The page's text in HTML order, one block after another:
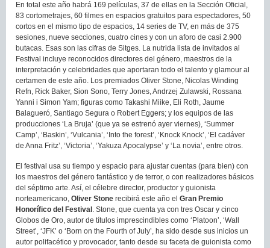
En total este año habrá 169 películas, 37 de ellas en la Sección Oficial,
83 cortometrajes, 60 filmes en espacios gratuitos para espectadores, 50
cortos en el mismo tipo de espacios, 14 series de TV, en más de 375
sesiones, nueve secciones, cuatro cines y con un aforo de casi 2.900
butacas. Esas son las cifras de Sitges. La nutrida lista de invitados al
Festival incluye reconocidos directores del género, maestros de la
interpretación y celebridades que aportaran todo el talento y glamour al
certamen de este año. Los premiados Oliver Stone, Nicolas Winding
Refn, Rick Baker, Sion Sono, Terry Jones, Andrzej Zulawski, Rossana
Yanni i Simon Yam; figuras como Takashi Miike, Eli Roth, Jaume
Balagueró, Santiago Segura o Robert Eggers; y los equipos de las
producciones ‘La Bruja’ (que ya se estrenó ayer viernes), ‘Summer
Camp’, ‘Baskin’, ‘Vulcania’, ‘Into the forest’, ‘Knock Knock’, ‘El cadáver
de Anna Fritz’, ‘Victoria’, ‘Yakuza Apocalypse’ y ‘La novia’, entre otros.
El festival usa su tiempo y espacio para ajustar cuentas (para bien) con
los maestros del género fantástico y de terror, o con realizadores básicos
del séptimo arte. Así, el célebre director, productor y guionista
norteamericano, Oliver Stone recibirá este año el Gran Premio
Honorífico del Festival . Stone, que cuenta ya con tres Oscar y cinco
Globos de Oro, autor de títulos imprescindibles como ‘Platoon’, ‘Wall
Street’, ‘JFK’ o ‘Born on the Fourth of July’, ha sido desde sus inicios un
autor polifacético y provocador, tanto desde su faceta de guionista como